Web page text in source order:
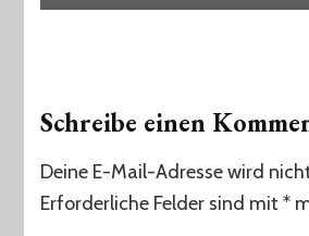
Schreibe einen
Deine E-Mail-Adresse wird
Erforderliche Felder sind mit*